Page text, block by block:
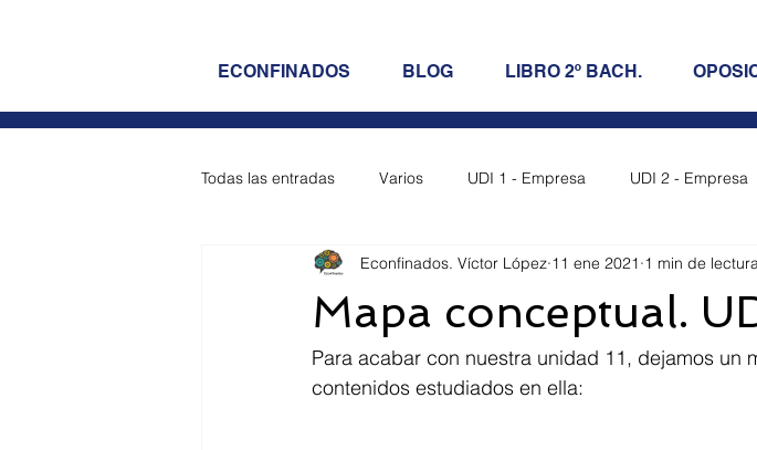
ECONFINADOS BLOG LIBRO 2º BACH.
Todas las entradas Varios UDI 1 - Empresa UDI 2 - Empresa
UDI 5 - Empresa UDI 6 - Empresa UDI 7 - Empresa
UDI 10 - Empresa UDI 11 - Empresa UDI 12 - Empresa
Mapa conceptual.
Econfinados. Víctor López 11 ene 2021 1 min de lectura
Para acabar con nuestra unidad 11, dejamos un
contenidos estudiados en ella: